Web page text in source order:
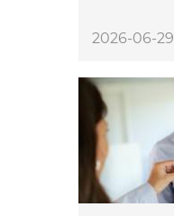
2026-06-29